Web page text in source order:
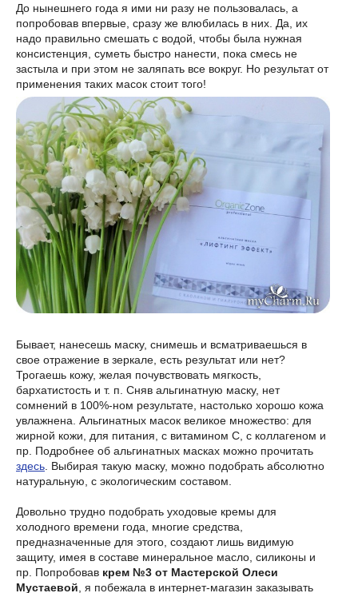
До нынешнего года я ими ни разу не пользовалась, а
попробовав впервые, сразу же влюбилась в них. Да, их
надо правильно смешать с водой, чтобы была нужная
консистенция, суметь быстро нанести, пока смесь не
застыла и при этом не заляпать все вокруг. Но результат от
применения таких масок стоит того!
Бывает, нанесешь маску, снимешь и всматриваешься в
свое отражение в зеркале, есть результат или нет?
Трогаешь кожу, желая почувствовать мягкость,
бархатистость и т. п. Сняв альгинатную маску, нет
сомнений в 100%-ном результате, настолько хорошо кожа
увлажнена. Альгинатных масок великое множество: для
жирной кожи, для питания, с витамином С, с коллагеном и
пр. Подробнее об альгинатных масках можно прочитать
здесь. Выбирая такую маску, можно подобрать абсолютно
натуральную, с экологическим составом.
Довольно трудно подобрать уходовые кремы для
холодного времени года, многие средства,
предназначенные для этого, создают лишь видимую
защиту, имея в составе минеральное масло, силиконы и
пр. Попробовав крем №3 от Мастерской Олеси
Мустаевой, я побежала в интернет-магазин заказывать